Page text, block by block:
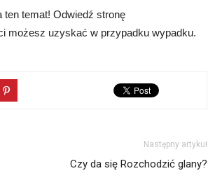
ten temat! Odwiedź stronę
możesz uzyskać w przypadku wypadku.
Następny artykuł
Czy da się Rozchodzić glany?